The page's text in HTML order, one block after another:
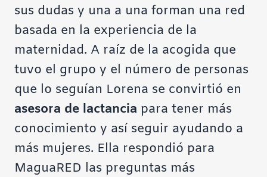
sus dudas y una a una forman una red
basada en la experiencia de la
maternidad. A raíz de la acogida que
tuvo el grupo y el número de personas
que lo seguían Lorena se convirtió en
asesora de lactancia para tener más
conocimiento y así seguir ayudando a
más mujeres. Ella respondió para
MaguaRED las preguntas más